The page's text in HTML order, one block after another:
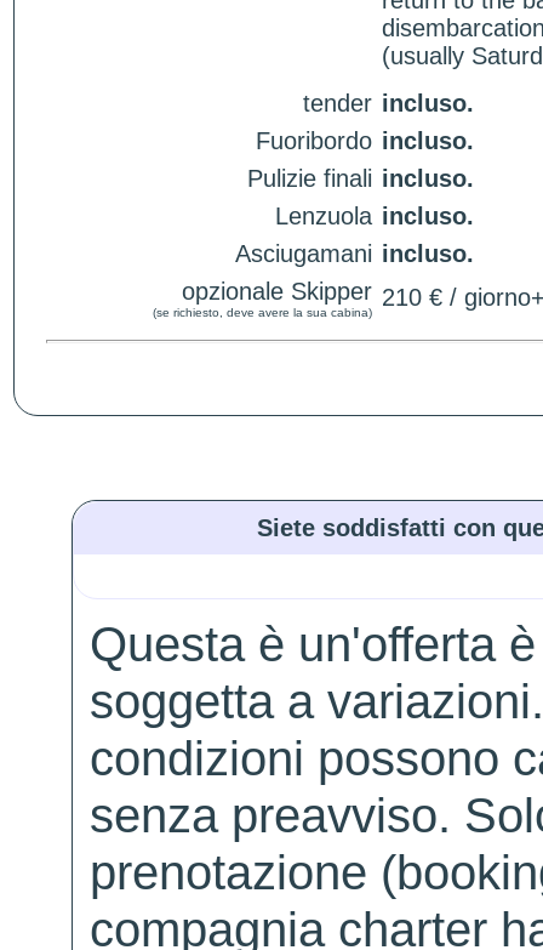
(usually
tender incluso.
Fuoribordo incluso.
Pulizie finali incluso.
Lenzuola incluso.
Asciugamani incluso.
opzionale Skipper
(se richiesto, deve avere la sua cabina)
210 € /
Siete soddisfatti con
Questa è un'offerta
soggetta a
condizioni possono
senza preavviso.
prenotazione
compagnia charter